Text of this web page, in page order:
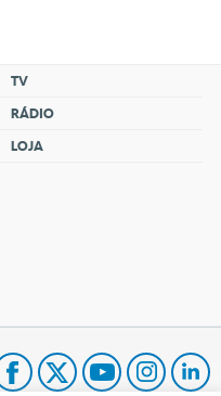
TV
RÁDIO
LOJA